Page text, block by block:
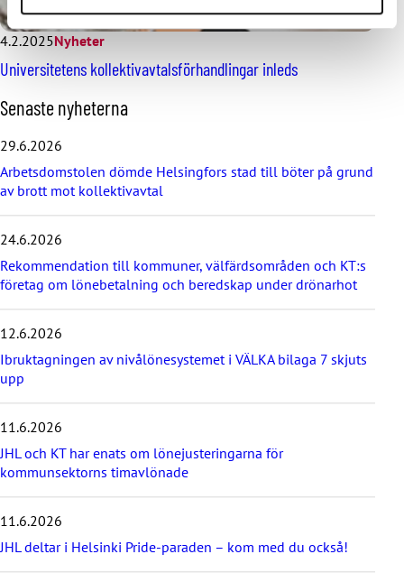
4.2.2025Nyheter
Universitetens kollektivavtalsförhandlingar inleds
H
o
p
p
a
ö
v
r
d
e
n
a
s
e
n
y
h
e
t
e
n
a
Senaste nyheterna
29.6.2026
Arbetsdomstolen dömde Helsingfors stad till böter på grund
av brott mot kollektivavtal
24.6.2026
Rekommendation till kommuner, välfärdsområden och KT:s
företag om lönebetalning och beredskap under drönarhot
12.6.2026
Ibruktagningen av nivålönesystemet i VÄLKA bilaga 7 skjuts
upp
11.6.2026
JHL och KT har enats om lönejusteringarna för
kommunsektorns timavlönade
11.6.2026
JHL deltar i Helsinki Pride-paraden – kom med du också!